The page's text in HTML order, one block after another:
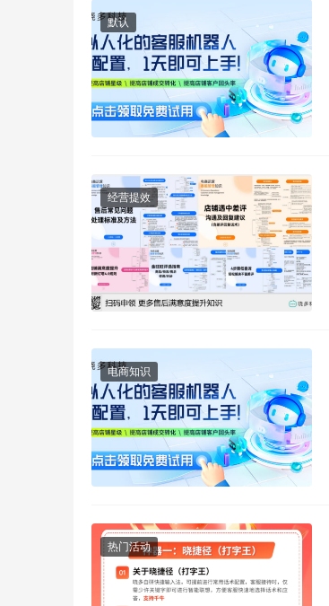
默认
经营提效
电商知识
热门活动